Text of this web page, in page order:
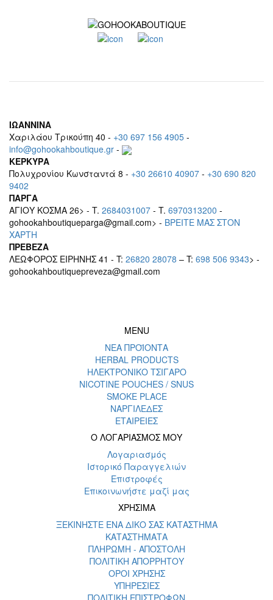
ΙΩΑΝΝΙΝΑ
Χαριλάου Τρικούπη 40 - +30 697 156 4905 -
info@gohookahboutique.gr -
ΚΕΡΚΥΡΑ
Πολυχρονίου Κωνσταντά 8 - +30 26610 40907 - +30 690 820
9402
ΠΑΡΓΑ
ΑΓΙΟΥ ΚΟΣΜΑ 26> - T. 2684031007 - T. 6970313200 -
gohookahboutiqueparga@gmail.com> - BΡEITE MAΣ ΣΤΟΝ
ΧΑΡΤΗ
ΠΡΕΒΕΖΑ
ΛΕΩΦΟΡΟΣ ΕΙΡΗΝΗΣ 41 - T: 26820 28078 – T: 698 506 9343> -
gohookahboutiquepreveza@gmail.com
MENU
ΝΕΑ ΠΡΟΪΟΝΤΑ
HERBAL PRODUCTS
ΗΛΕΚΤΡΟΝΙΚΟ ΤΣΙΓΑΡΟ
NICOTINE POUCHES / SNUS
SMOKE PLACE
ΝΑΡΓΙΛΕΔΕΣ
ΕΤΑΙΡΕΙΕΣ
Ο ΛΟΓΑΡΙΑΣΜΟΣ ΜΟΥ
Λογαριασμός
Ιστορικό Παραγγελιών
Επιστροφές
Επικοινωνήστε μαζί μας
ΧΡΗΣΙΜΑ
ΞΕΚΙΝΗΣΤΕ ΕΝΑ ΔΙΚΟ ΣΑΣ ΚΑΤΑΣΤΗΜΑ
ΚΑΤΑΣΤΗΜΑΤΑ
ΠΛΗΡΩΜΗ - ΑΠΟΣΤΟΛΗ
ΠΟΛΙΤΙΚΗ ΑΠΟΡΡΗΤΟΥ
ΟΡΟΙ ΧΡΗΣΗΣ
ΥΠΗΡΕΣΙΕΣ
ΠΟΛΙΤΙΚΗ ΕΠΙΣΤΡΟΦΩΝ